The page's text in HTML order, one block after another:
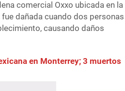
comercial Oxxo ubicada en la
dañada cuando dos personas
causando daños
en Monterrey; 3 muertos